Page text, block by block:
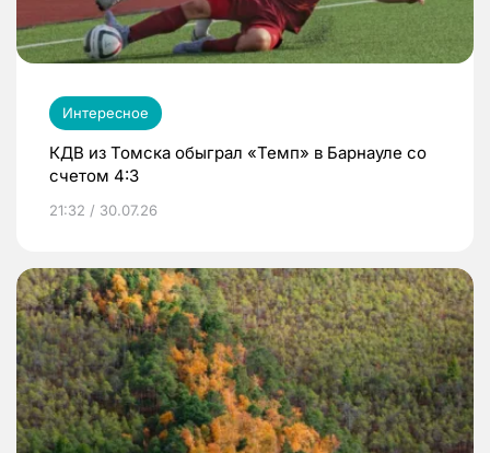
Интересное
КДВ из Томска обыграл «Темп» в Барнауле со
счетом 4:3
21:32 / 30.07.26